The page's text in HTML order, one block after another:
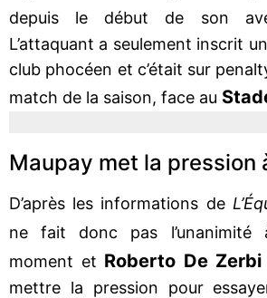
depuis le début de son
L’attaquant a seulement inscrit
club phocéen et c’était sur
match de la saison, face au
Maupay met la pression
D’après les informations de
ne fait donc pas l’unanimité
moment et Roberto De Zerbi
mettre la pression pour